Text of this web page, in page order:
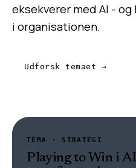
eksekverer med AI -
i organisationen.
Udforsk temaet →
TEMA · STRATEGI
Playing to Win i